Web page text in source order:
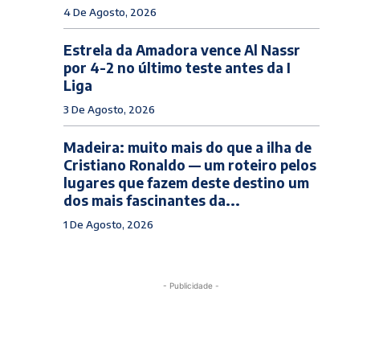
4 De Agosto, 2026
Estrela da Amadora vence Al Nassr
por 4-2 no último teste antes da I
Liga
3 De Agosto, 2026
Madeira: muito mais do que a ilha de
Cristiano Ronaldo — um roteiro pelos
lugares que fazem deste destino um
dos mais fascinantes da...
1 De Agosto, 2026
- Publicidade -